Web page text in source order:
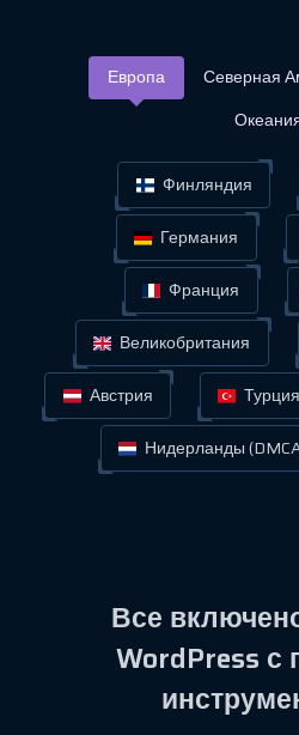
Европа Северная
Финляндия
Германия
Франция
Великобритания
Австрия
Нидерланды
Все
WordPress с